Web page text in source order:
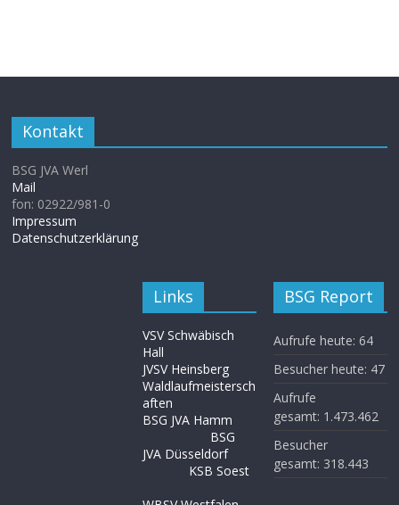
Kontakt
BSG JVA Werl
Mail
fon: 02922/981-0
Impressum
Datenschutzerklärung
Links
VSV Schwäbisch
Hall
JVSV Heinsberg
Waldlaufmeistersch
aften
BSG JVA Hamm
BSG
JVA Düsseldorf
KSB Soest
BSG Report
Aufrufe heute: 64
Besucher heute: 47
Aufrufe
gesamt: 1.473.462
Besucher
gesamt: 318.443